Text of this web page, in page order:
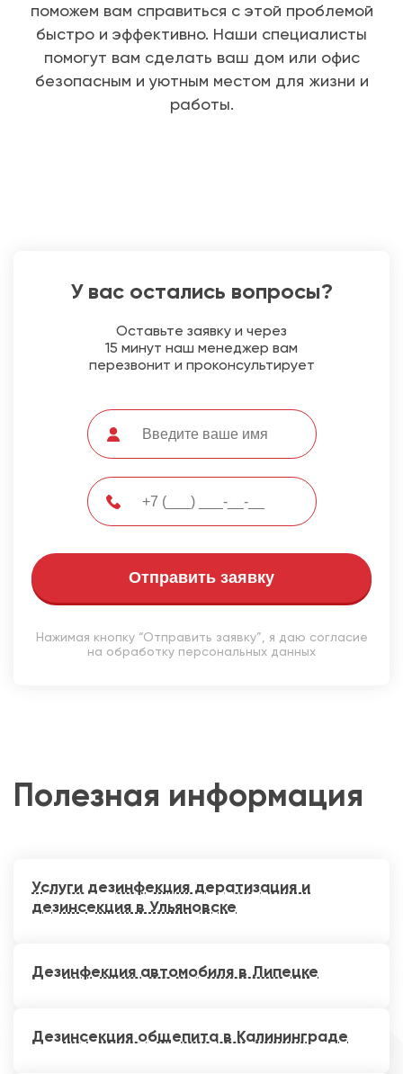
поможем вам справиться с этой проблемой
быстро и эффективно. Наши специалисты
помогут вам сделать ваш дом или офис
безопасным и уютным местом для жизни и
работы.
У вас остались вопросы?
Оставьте заявку и через
15 минут наш менеджер вам
перезвонит и проконсультирует
Отправить заявку
Нажимая кнопку “Отправить заявку”, я даю согласие
на обработку персональных данных
Полезная информация
Услуги дезинфекция дератизация и
дезинсекция в Ульяновске
Дезинфекция автомобиля в Липецке
Дезинсекция общепита в Калининграде